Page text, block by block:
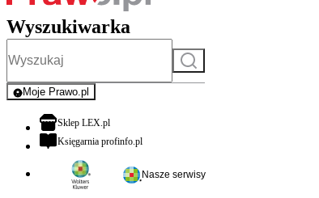
Wyszukiwarka
Szukaj
Moje Prawo.pl
- rejestracja i logowanie do serwisu
Sklep LEX.plotwiera się w nowej karcie
Księgarnia profinfo.plotwiera się w nowej karcie
Nasze serwisy